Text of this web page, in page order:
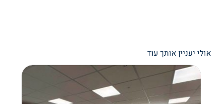
אולי יעניין אותך עוד